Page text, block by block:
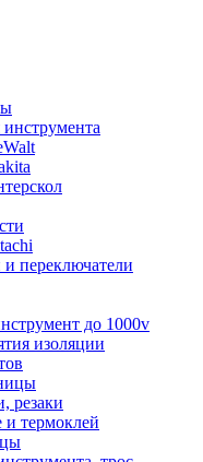
переключатели
до 1000v
изоляции
резаки
термоклей